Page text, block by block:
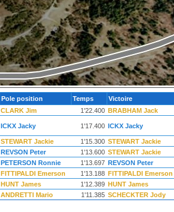
Pole position Temps Victoire
CLARK Jim 1'22.400 BRABHAM Jack
ICKX Jacky 1'17.400 ICKX Jacky
STEWART Jackie 1'15.300 STEWART Jackie
REVSON Peter 1'13.600 STEWART Jackie
PETERSON Ronnie 1'13.697 REVSON Peter
FITTIPALDI Emerson 1'13.188 FITTIPALDI Emerson
HUNT James 1'12.389 HUNT James
ANDRETTI Mario 1'11.385 SCHECKTER Jody